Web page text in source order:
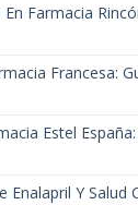
Farmacia
Francesa:
Estel
Enalapril Y Salud